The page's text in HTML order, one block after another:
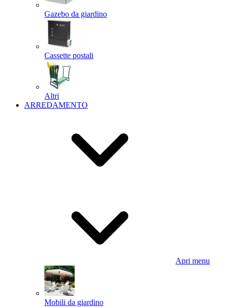
Gazebo da giardino
Cassette postali
Altri
ARREDAMENTO
Apri menu
Mobili da giardino